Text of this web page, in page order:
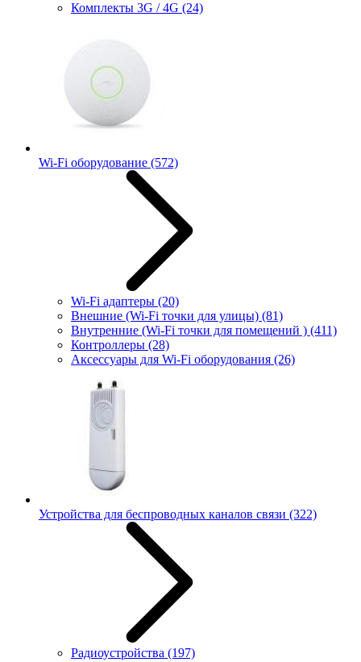
Комплекты 3G / 4G (24)
Wi-Fi оборудование (572)
Wi-Fi адаптеры (20)
Внешние (Wi-Fi точки для улицы) (81)
Внутренние (Wi-Fi точки для помещений ) (411)
Контроллеры (28)
Аксессуары для Wi-Fi оборудования (26)
Устройства для беспроводных каналов связи (322)
Радиоустройства (197)